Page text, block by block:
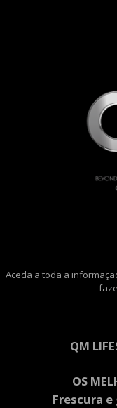
Aceda a toda a
QM
OS
Frescura